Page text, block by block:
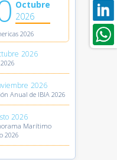
Octubre
2026
2026
2026
2026
Anual de IBIA 2026
2026
Marítimo
2026